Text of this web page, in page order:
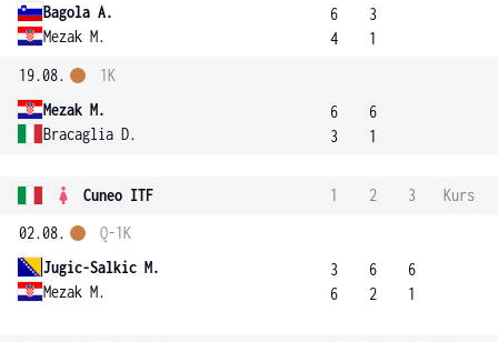
Bagola A.
Mezak M.
6
4
3
1
19.08.
Mezak M.
Bracaglia D.
1K
6
3
6
1
Cuneo ITF 1 2 3
Kurs
02.08.
Jugic-Salkic M.
Mezak M.
Q-1K
3
6
6
2
6
1